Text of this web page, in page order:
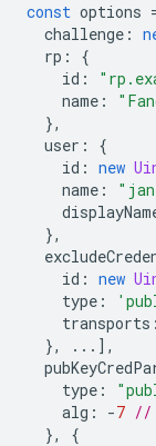
const options
challenge :
rp :
{
id :
name :
},
user :
{
id : new
name :
},
id : new
type :
transports :
},
...],
type :
alg : -7 //
},
{